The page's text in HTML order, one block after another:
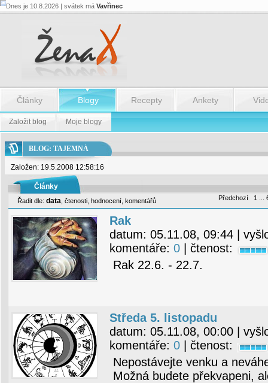
Dnes je 10.8.2026 | svátek má Vavřinec
Články Blogy Recepty Ankety
Založit blog Moje blogy
BLOG: TAJEMNÁ
Založen: 19.5.2008 12:58:16
Články
Řadit dle: data čtenosti hodnocení komentářů Předchozí 1
Rak
datum: 05.11.08, 09:44 |
komentáře: 0 | čtenost:
Rak 22.6. - 22.7.
Středa 5. listopadu
datum: 05.11.08, 00:00 |
komentáře: 0 | čtenost:
Nepostávejte venku a
Možná budete překvapeni,